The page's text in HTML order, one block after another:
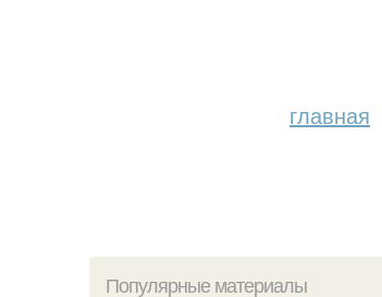
главная
Популярные материалы